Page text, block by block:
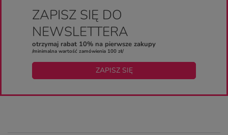
ZAPISZ SIĘ DO
NEWSLETTERA
otrzymaj rabat 10% na pierwsze zakupy
/minimalna wartość zamówienia 100 zł/
ZAPISZ SIĘ